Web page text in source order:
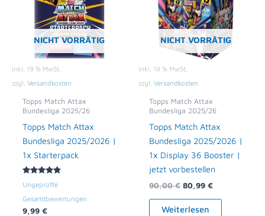
NICHT VORRÄTIG
inkl. 19 % MwSt.
zzgl. Versandkosten
Topps Match Attax
Bundesliga 2025/26
Topps Match Attax
Bundesliga 2025/2026 |
1x Starterpack
Bewertet
mit
4.71
von 5
Ungeprüfte
Gesamtbewertungen
9,99 €
NICHT VORRÄTIG
inkl. 19 % MwSt.
zzgl. Versandkosten
Topps Match Attax
Bundesliga 2025/26
Topps Match Attax
Bundesliga 2025/2026 |
1x Display 36 Booster |
jetzt vorbestellen
90,00€ 80,99 €
Weiterlesen